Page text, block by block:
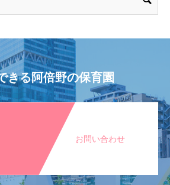
きる阿倍野の保育園
お問い合わせ